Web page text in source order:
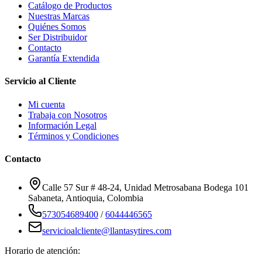
Catálogo de Productos
Nuestras Marcas
Quiénes Somos
Ser Distribuidor
Contacto
Garantía Extendida
Servicio al Cliente
Mi cuenta
Trabaja con Nosotros
Información Legal
Términos y Condiciones
Contacto
Calle 57 Sur # 48-24, Unidad Metrosabana Bodega 101
Sabaneta, Antioquia, Colombia
573054689400 /6044446565
servicioalcliente@llantasytires.com
Horario de atención: